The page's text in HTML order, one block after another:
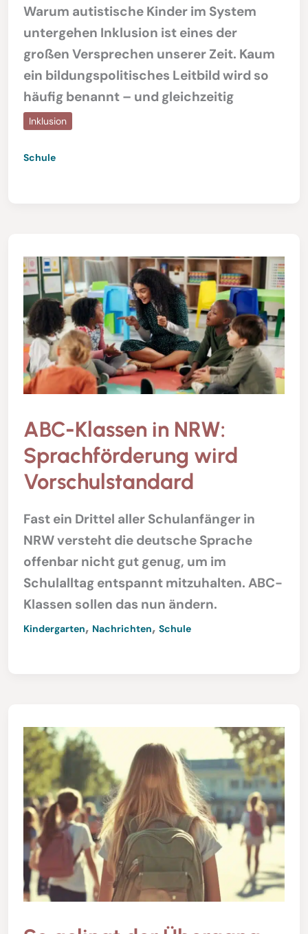
Warum autistische Kinder im System
untergehen Inklusion ist eines der
großen Versprechen unserer Zeit. Kaum
ein bildungspolitisches Leitbild wird so
häufig benannt – und gleichzeitig
Inklusion
Schule
ABC-Klassen in NRW:
Sprachförderung wird
Vorschulstandard
Fast ein Drittel aller Schulanfänger in
NRW versteht die deutsche Sprache
offenbar nicht gut genug, um im
Schulalltag entspannt mitzuhalten. ABC-
Klassen sollen das nun ändern.
Kindergarten, Nachrichten, Schule